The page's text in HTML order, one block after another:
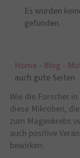
Home - Blog -
auch gute Seiten
Wie die Forscher
diese Mikroben,
zum Magenkrebs
auch positive
bewirken.
Es wurden
gefunden.